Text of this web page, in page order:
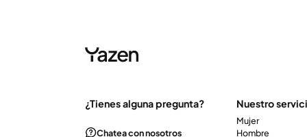
¿Tienes alguna pregunta?
Chatea con nosotros
Nuestro
Mujer
Hombre